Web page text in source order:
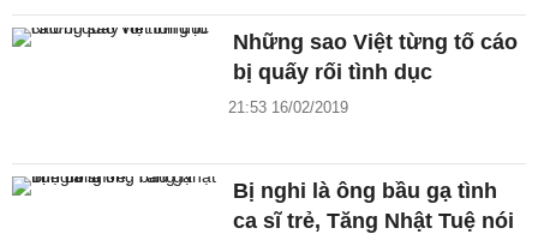
Những sao Việt từng tố cáo
bị quấy rối tình dục
21:53 16/02/2019
Bị nghi là ông bầu gạ tình
ca sĩ trẻ, Tăng Nhật Tuệ nói